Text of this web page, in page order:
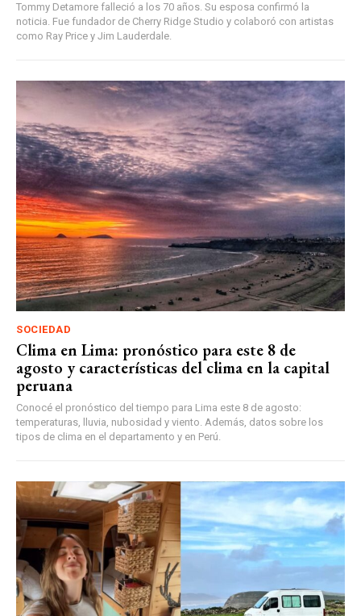
Tommy Detamore falleció a los 70 años. Su esposa confirmó la
noticia. Fue fundador de Cherry Ridge Studio y colaboró con artistas
como Ray Price y Jim Lauderdale.
SOCIEDAD
Clima en Lima: pronóstico para este 8 de
agosto y características del clima en la capital
peruana
Conocé el pronóstico del tiempo para Lima este 8 de agosto:
temperaturas, lluvia, nubosidad y viento. Además, datos sobre los
tipos de clima en el departamento y en Perú.